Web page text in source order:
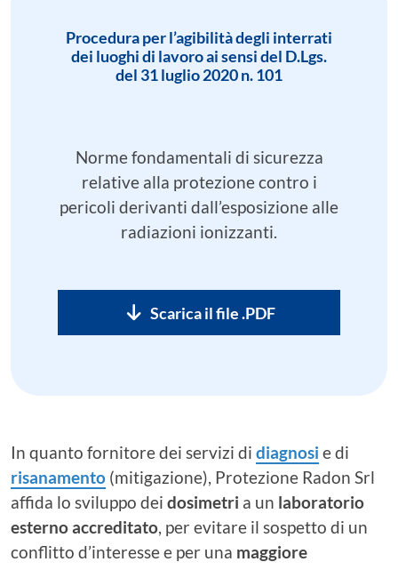
Procedura per l’agibilità degli interrati
dei luoghi di lavoro ai sensi del D.Lgs.
del 31 luglio 2020 n. 101
Norme fondamentali di sicurezza
relative alla protezione contro i
pericoli derivanti dall’esposizione alle
radiazioni ionizzanti.
Scarica il file .PDF
In quanto fornitore dei servizi di diagnosi e di
risanamento (mitigazione), Protezione Radon Srl
affida lo sviluppo dei dosimetri a un laboratorio
esterno accreditato, per evitare il sospetto di un
conflitto d’interesse e per una maggiore